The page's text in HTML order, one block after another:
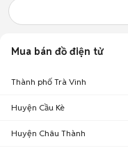
Mua bán đồ điện tử
Thành phố Trà Vinh
Huyện Cầu Kè
Huyện Châu Thành